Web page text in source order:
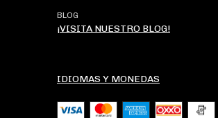
BLOG
¡VISITA NUESTRO BLOG!
IDIOMAS Y MONEDAS